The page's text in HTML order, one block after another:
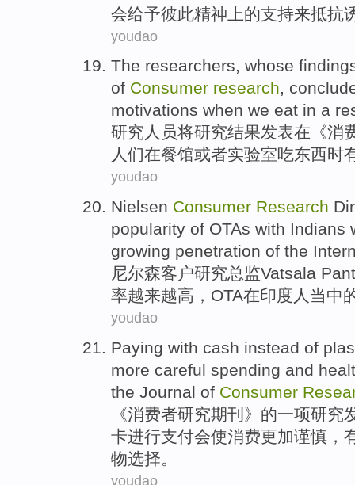
会给予彼此精神上的支持来抵抗
youdao
The researchers, whose
of Consumer research,
motivations when we eat in a
研究人员将研究结果发表在 《消
人们在餐馆或者实验室吃东西时
youdao
Nielsen Consumer Research
popularity of OTAs with Indians
growing penetration of the
尼尔森客户研究总监Vatsala
率越来越高， OTA在印度 人 当中
youdao
Paying with cash instead of
more careful spending and
the Journal of Consumer
《消费者研究期刊 》 的一项研究
卡进行支付会使消费更加谨慎 ，
物选择。
youdao